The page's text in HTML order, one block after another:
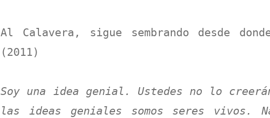
Al Calavera, sigue sembrando desde
(2011)
Soy una idea genial. Ustedes no lo
las ideas geniales somos seres vivos.